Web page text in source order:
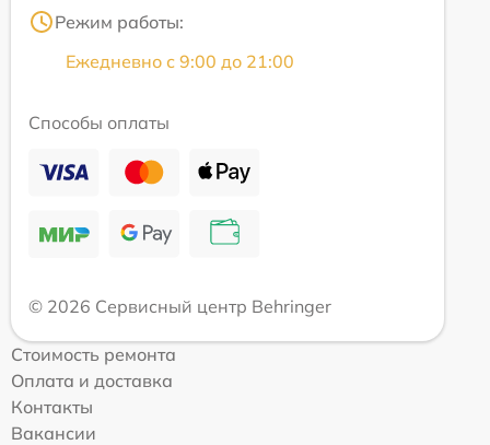
Режим работы:
Ежедневно с 9:00 до 21:00
Способы оплаты
© 2026 Сервисный центр Behringer
Стоимость ремонта
Оплата и доставка
Контакты
Вакансии